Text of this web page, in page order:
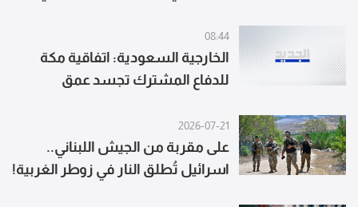
08:44
الخارجية السعودية: اتفاقية مكة
للدفاع المشترك تجسد عمق
الدول الثلاث الممتدة لعقود
2026-07-21
على مقربة من الجيش اللبناني..
اسرائيل تُطلق النار في زوطر الغربية!